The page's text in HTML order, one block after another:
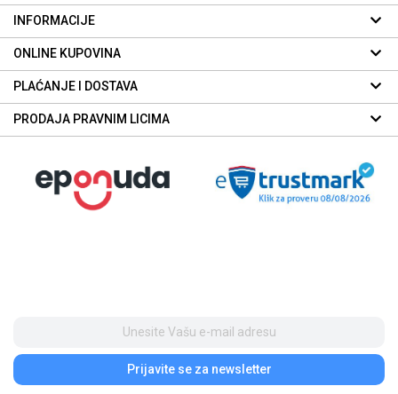
Prijavite se za newsletter
INFORMACIJE
ONLINE KUPOVINA
PLAĆANJE I DOSTAVA
PRODAJA PRAVNIM LICIMA